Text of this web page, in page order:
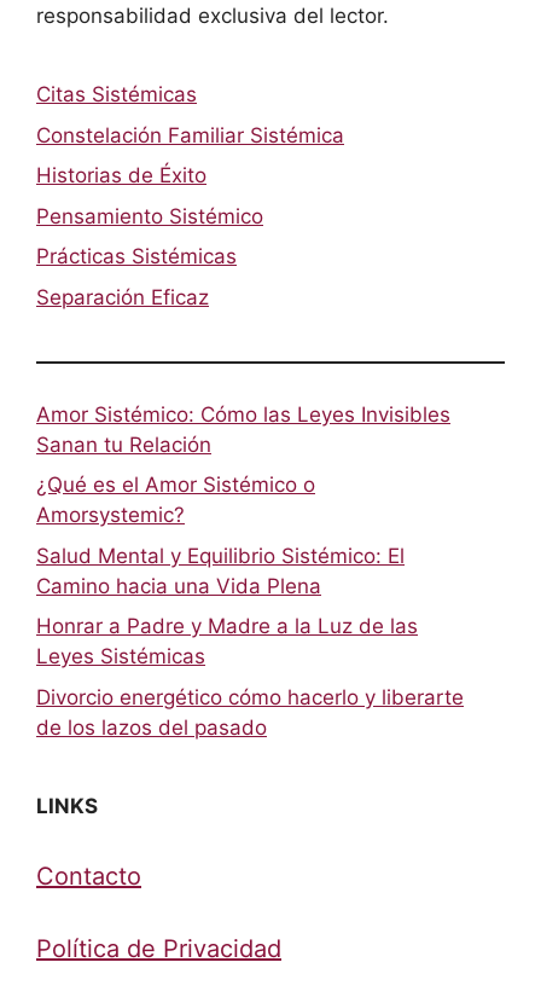
responsabilidad exclusiva del lector.
Citas Sistémicas
Constelación Familiar Sistémica
Historias de Éxito
Pensamiento Sistémico
Prácticas Sistémicas
Separación Eficaz
Amor Sistémico: Cómo las Leyes Invisibles
Sanan tu Relación
¿Qué es el Amor Sistémico o
Amorsystemic?
Salud Mental y Equilibrio Sistémico: El
Camino hacia una Vida Plena
Honrar a Padre y Madre a la Luz de las
Leyes Sistémicas
Divorcio energético cómo hacerlo y liberarte
de los lazos del pasado
LINKS
Contacto
Política de Privacidad